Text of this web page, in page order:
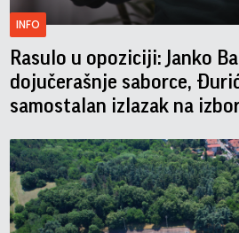
INFO
Rasulo u opoziciji: Janko
dojučerašnje saborce,
samostalan izlazak na